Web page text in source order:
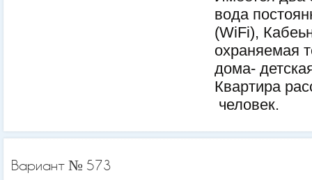
вода
(WiFi),
охраняемая
дома-
Квартира
человек.
Вариант № 573